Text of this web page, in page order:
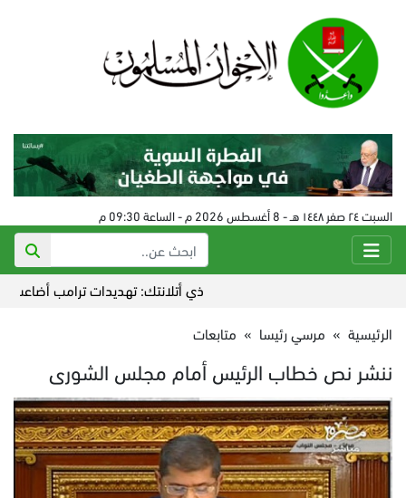
السبت ٢٤ صفر ١٤٤٨ هـ - 8 أغسطس 2026 م - الساعة 09:30 م
ذي أتلانتك: تهديدات ترامب أضاعت التفوق
الرئيسية » مرسي رئيسا » متابعات
ننشر نص خطاب الرئيس أمام مجلس الشورى